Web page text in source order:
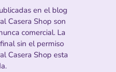
en el blog
Casera Shop son
comercial. La
sin el permiso
Casera Shop esta